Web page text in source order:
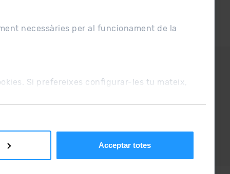
necessàries per al funcionament de la
Si prefereixes configurar-les tu mateix,
Acceptar totes